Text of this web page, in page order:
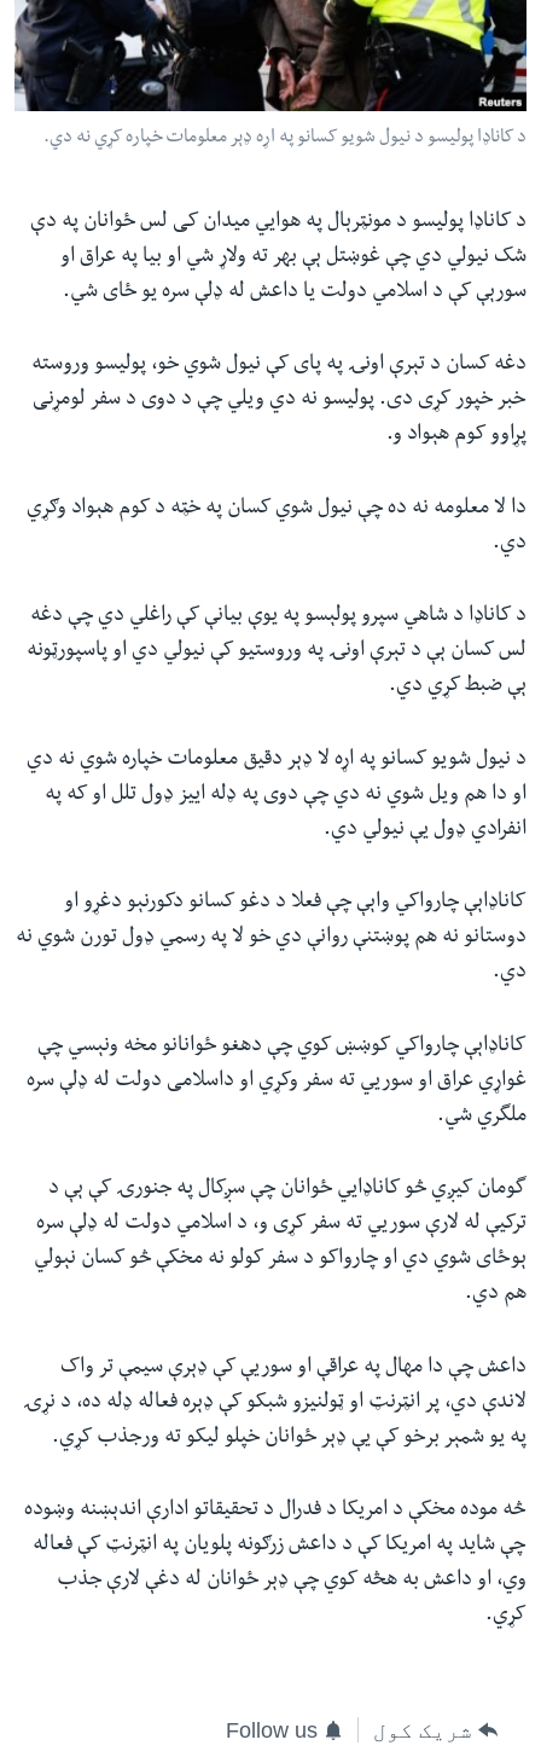
لټون
ځای
له مونږ سره په تماس کې پاتې شئ
د کاناډا پولیسو د نیول شویو کسانو په اړه ډېر معلومات خپاره کړي نه دي.
د کاناډا پولیسو د مونټرېال په هوايي میدان کی لس ځوانان په دې
شک نیولي دي چې غوښتل ېې بهر ته ولاړ شي او بیا په عراق او
سورېې کې د اسلامي دولت یا داعش له ډلې سره یو ځای شي.
دغه کسان د تېرې اونۍ په پای کې نیول شوي خو، پولیسو وروسته
خبر خپور کړی دی. پولیسو نه دي ویلي چې د دوی د سفر لومړنی
پړاوو کوم هېواد و.
دا لا معلومه نه ده چې نیول شوي کسان په خټه د کوم هېواد وګړي
دي.
د کاناډا د شاهي سپرو پولېسو په یوې بیانې کې راغلي دي چې دغه
لس کسان ېې د تېرې اونۍ په وروستیو کې نیولي دي او پاسپورټونه
ېې ضبط کړي دي.
د نیول شویو کسانو په اړه لا ډېر دقیق معلومات خپاره شوي نه دي
او دا هم ویل شوي نه دي چې دوی په ډله اییز ډول تلل او که په
انفرادي ډول یې نیولي دي.
کاناډاېې چارواکي واېې چې فعلا د دغو کسانو دکورنېو دغړو او
دوستانو نه هم پوښتنې روانې دي خو لا په رسمي ډول تورن شوي نه
دي.
کاناډاېې چارواکي کوښښ کوي چې دهغو ځوانانو مخه ونېسي چې
غواړي عراق او سوريي ته سفر وکړي او داسلامی دولت له ډلې سره
ملگري شي.
گومان کیږي څو کاناډايي ځوانان چې سږکال په جنورۍ کې ېې د
ترکیې له لارې سوریي ته سفر کړی و، د اسلامي دولت له ډلې سره
ېوځای شوي دي او چارواکو د سفر کولو نه مخکې څو کسان نېولي
هم دي.
داعش چې دا مهال په عراقې او سوریې کې ډېرې سیمې تر واک
لاندې دي، پر انټرنټ او ټولنیزو شبکو کې ډېره فعاله ډله ده، د نړۍ
په یو شمېر برخو کې یې ډېر ځوانان خپلو لیکو ته ورجذب کړي.
څه موده مخکې د امریکا د فدرال د تحقیقاتو ادارې اندېښنه وښوده
چې شاید په امریکا کې د داعش زرګونه پلویان په انټرنټ کې فعاله
وي، او داعش به هڅه کوي چې ډېر ځوانان له دغې لارې جذب
کړي.
شریک کول Follow us